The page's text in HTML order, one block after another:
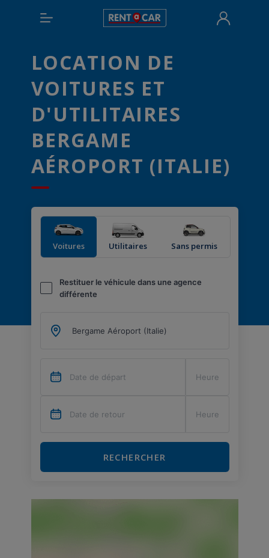
LOCATION DE
VOITURES ET
D'UTILITAIRES
BERGAME
AÉROPORT (ITALIE)
Voitures Utilitaires Sans permis
Restituer le véhicule dans une agence
différente
RECHERCHER